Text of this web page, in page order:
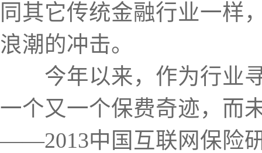
同其它传统金融行业一样
浪潮的冲击。
今年以来，作为行业寻
一个又一个保费奇迹，而
——2013中国互联网保险